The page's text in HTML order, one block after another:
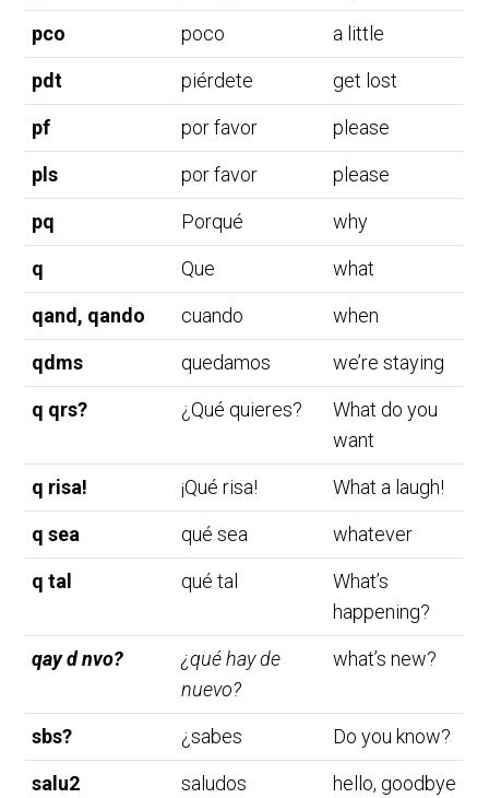
pco poco a little
pdt piérdete get lost
pf por favor please
pls por favor please
pq Porqué why
q Que what
qand, qando cuando when
qdms quedamos we’re staying
q qrs? ¿Qué quieres?
What do you
want
q risa! ¡Qué risa! What a laugh!
q sea qué sea whatever
q tal qué tal
What’s
happening?
qay d nvo?
¿qué hay de
nuevo?
what’s new?
sbs? ¿sabes Do you know?
salu2 saludos hello, goodbye